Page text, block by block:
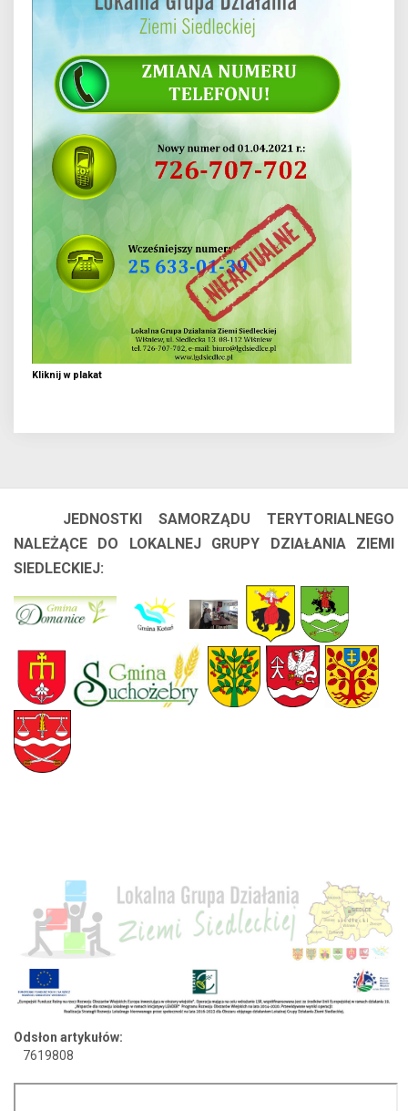
Kliknij w plakat
JEDNOSTKI SAMORZĄDU TERYTORIALNEGO
NALEŻĄCE DO LOKALNEJ GRUPY DZIAŁANIA ZIEMI
SIEDLECKIEJ:
Odsłon artykułów:
7619808